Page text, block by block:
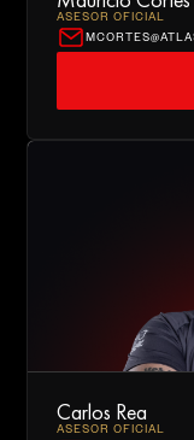
ASESOR OFICIAL
Carlos Rea
ASESOR OFICIAL